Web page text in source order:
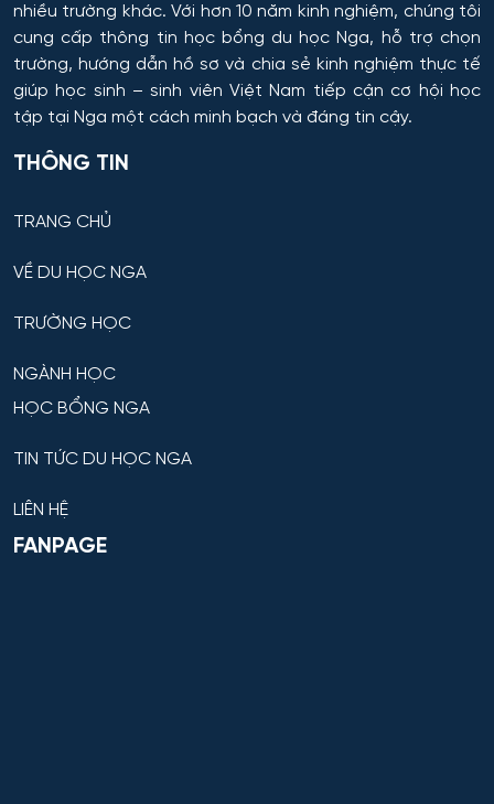
nhiều trường khác. Với hơn 10 năm kinh nghiệm, chúng tôi
cung cấp thông tin học bổng du học Nga, hỗ trợ chọn
trường, hướng dẫn hồ sơ và chia sẻ kinh nghiệm thực tế
giúp học sinh – sinh viên Việt Nam tiếp cận cơ hội học
tập tại Nga một cách minh bạch và đáng tin cậy.
THÔNG TIN
TRANG CHỦ
VỀ DU HỌC NGA
TRƯỜNG HỌC
NGÀNH HỌC
HỌC BỔNG NGA
TIN TỨC DU HỌC NGA
LIÊN HỆ
FANPAGE